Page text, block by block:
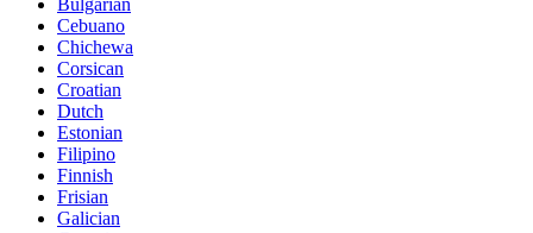
Bulgarian
Cebuano
Chichewa
Corsican
Croatian
Dutch
Estonian
Filipino
Finnish
Frisian
Galician